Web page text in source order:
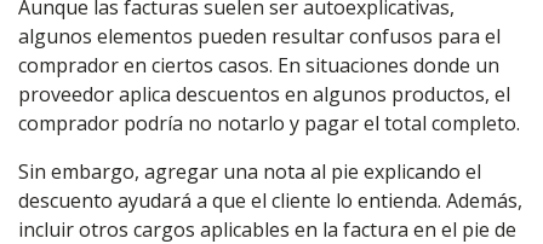
Aunque las facturas suelen ser autoexplicativas,
algunos elementos pueden resultar confusos para el
comprador en ciertos casos. En situaciones donde un
proveedor aplica descuentos en algunos productos, el
comprador podría no notarlo y pagar el total completo.
Sin embargo, agregar una nota al pie explicando el
descuento ayudará a que el cliente lo entienda. Además,
incluir otros cargos aplicables en la factura en el pie de